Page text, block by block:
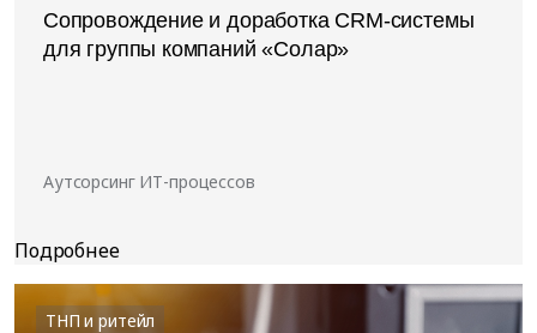
Сопровождение и доработка CRM-системы
для группы компаний «Солар»
Аутсорсинг ИТ-процессов
ТНП и ритейл